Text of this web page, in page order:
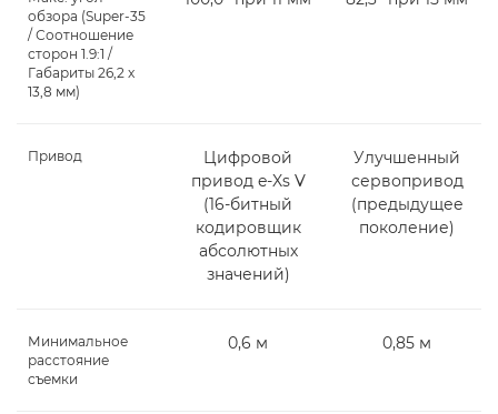
обзора (Super-35
/ Соотношение
сторон 1.9:1 /
Габариты 26,2 x
13,8 мм)
Привод
Цифровой
привод e-Xs V
(16-битный
кодировщик
абсолютных
значений)
Улучшенный
сервопривод
(предыдущее
поколение)
Минимальное
расстояние
съемки
0,6 м 0,85 м